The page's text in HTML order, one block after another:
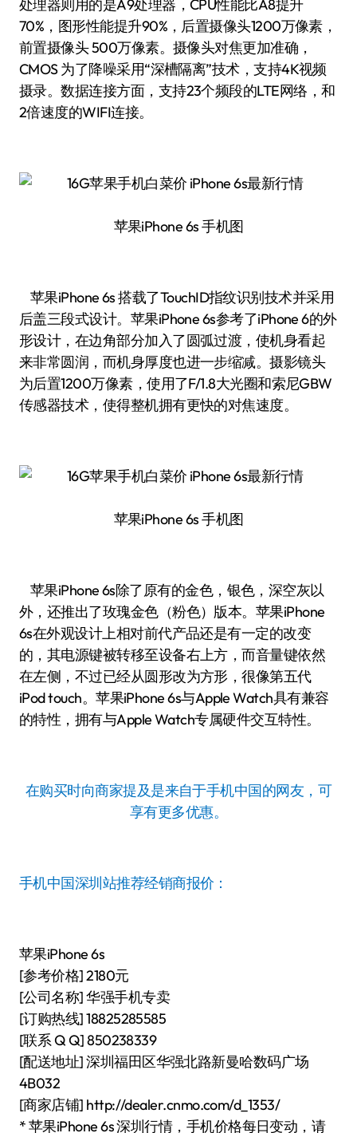
处理器则用的是A9处理器，CPU性能比A8提升
70%，图形性能提升90%，后置摄像头1200万像素，
前置摄像头 500万像素。摄像头对焦更加准确，
CMOS 为了降噪采用“深槽隔离”技术，支持4K视频
摄录。数据连接方面，支持23个频段的LTE网络，和
2倍速度的WIFI连接。
苹果iPhone 6s 手机图
苹果iPhone 6s 搭载了TouchID指纹识别技术并采用
后盖三段式设计。苹果iPhone 6s参考了iPhone 6的外
形设计，在边角部分加入了圆弧过渡，使机身看起
来非常圆润，而机身厚度也进一步缩减。摄影镜头
为后置1200万像素，使用了F/1.8大光圈和索尼GBW
传感器技术，使得整机拥有更快的对焦速度。
苹果iPhone 6s 手机图
苹果iPhone 6s除了原有的金色，银色，深空灰以
外，还推出了玫瑰金色（粉色）版本。苹果iPhone
6s在外观设计上相对前代产品还是有一定的改变
的，其电源键被转移至设备右上方，而音量键依然
在左侧，不过已经从圆形改为方形，很像第五代
iPod touch。苹果iPhone 6s与Apple Watch具有兼容
的特性，拥有与Apple Watch专属硬件交互特性。
在购买时向商家提及是来自于手机中国的网友，可
享有更多优惠。
手机中国深圳站推荐经销商报价：
苹果iPhone 6s
[参考价格] 2180元
[公司名称] 华强手机专卖
[订购热线] 18825285585
[联系 Q Q] 850238339
[配送地址] 深圳福田区华强北路新曼哈数码广场
4B032
[商家店铺] http://dealer.cnmo.com/d_1353/
* 苹果iPhone 6s 深圳行情，手机价格每日变动，请